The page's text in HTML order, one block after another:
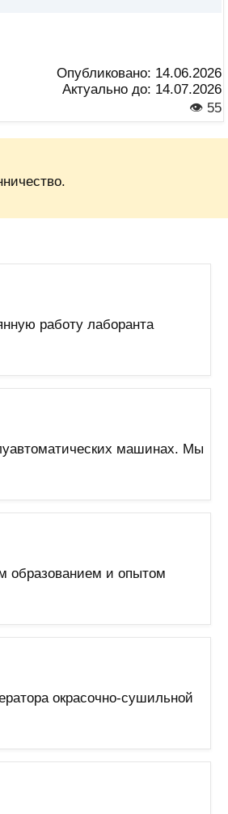
Опубликовано: 14.06.2026
Актуально до: 14.07.2026
👁 55
работу лаборанта
машинах. Мы
образованием и опытом
окрасочно-сушильной